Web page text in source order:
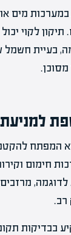
מים
לקוי
בעיית
המפתח
חימום
לדוגמה,
רב.
בבדיקות